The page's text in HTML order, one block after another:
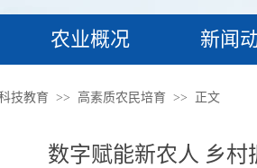
农业概况 新闻
技教育 高素质农民培育 正文
数字赋能新农人 乡